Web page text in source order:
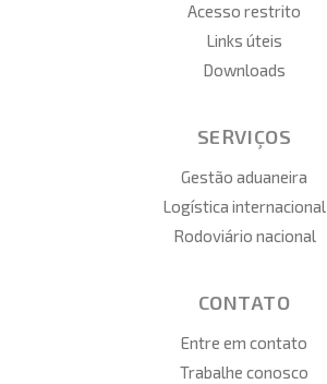
Acesso restrito
Links úteis
Downloads
SERVIÇOS
Gestão aduaneira
Logística internacional
Rodoviário nacional
CONTATO
Entre em contato
Trabalhe conosco